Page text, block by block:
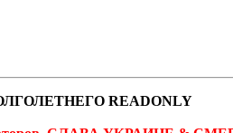
READONLY